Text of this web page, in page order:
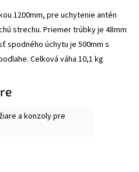
1200mm, pre uchytenie antén
strechu. Priemer trúbky je 48mm
spodného úchytu je 500mm s
Celková váha 10,1 kg
a konzoly pre